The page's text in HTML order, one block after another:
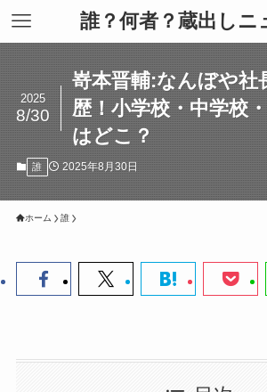
誰？何者？蔵出しニ
嵜本晋輔:なんぼや社
歴！小学校・中学校
はどこ？
2025
8/30
誰 2025年8月30日
ホーム 誰